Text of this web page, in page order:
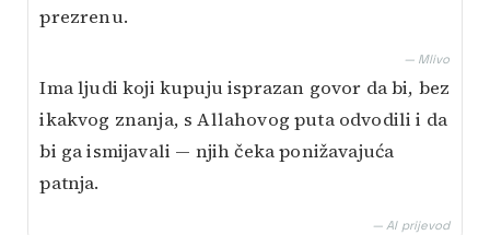
prezrenu.
— Mlivo
Ima ljudi koji kupuju isprazan govor da bi, bez
ikakvog znanja, s Allahovog puta odvodili i da
bi ga ismijavali — njih čeka ponižavajuća
patnja.
— AI prijevod